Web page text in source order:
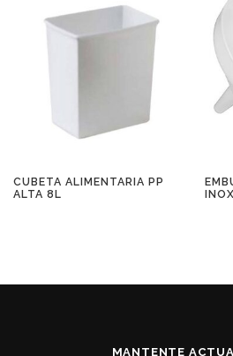
CUBETA ALIMENTARIA PP
ALTA 8L
MANTENTE